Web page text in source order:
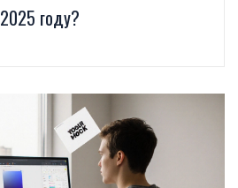
2025 году?